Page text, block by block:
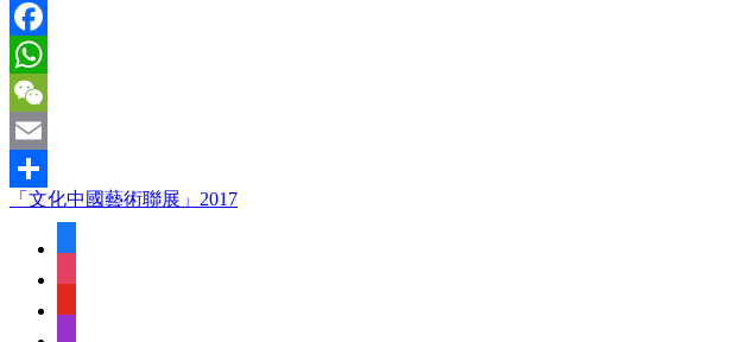
Facebook
WhatsApp
WeChat
Email
Share
「文化中國藝術聯展」2017